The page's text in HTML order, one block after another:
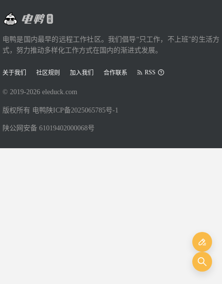
电鸭是国内最早的远程工作社区。我们倡导“只工作，不上班”的生活方
式，努力推动多样化工作方式在国内的渐进式发展。
关于我们 社区规则 加入我们 合作联系 RSS
© 2019-2026 eleduck.com
版权所有 电鸭 陕ICP备2025065785号-1
陕公网安备 61019402000068号